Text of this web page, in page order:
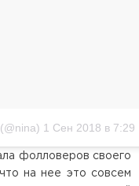
1 Сен 2018 в 7:29
фолловеров своего
на нее это совсем